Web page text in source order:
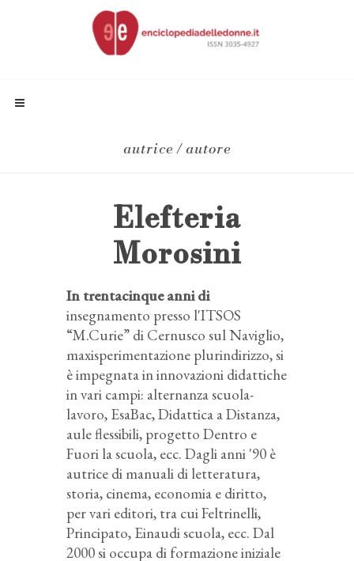
autrice / autore
Elefteria
Morosini
In trentacinque anni di
insegnamento presso l'ITSOS
“M.Curie” di Cernusco sul Naviglio,
maxisperimentazione plurindirizzo, si
è impegnata in innovazioni didattiche
in vari campi: alternanza scuola-
lavoro, EsaBac, Didattica a Distanza,
aule flessibili, progetto Dentro e
Fuori la scuola, ecc. Dagli anni '90 è
autrice di manuali di letteratura,
storia, cinema, economia e diritto,
per vari editori, tra cui Feltrinelli,
Principato, Einaudi scuola, ecc. Dal
2000 si occupa di formazione iniziale